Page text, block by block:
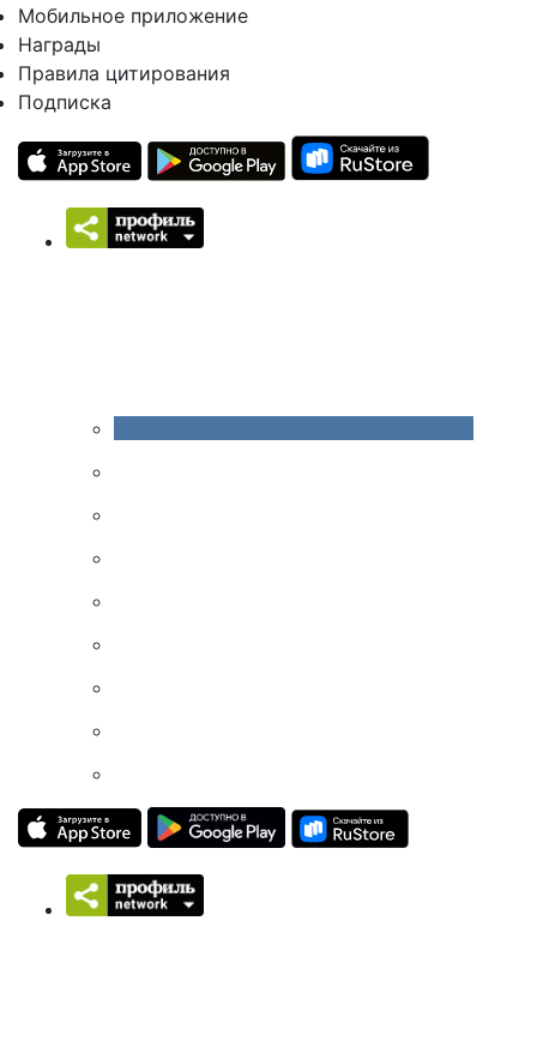
Мобильное приложение
Награды
Правила цитирования
Подписка